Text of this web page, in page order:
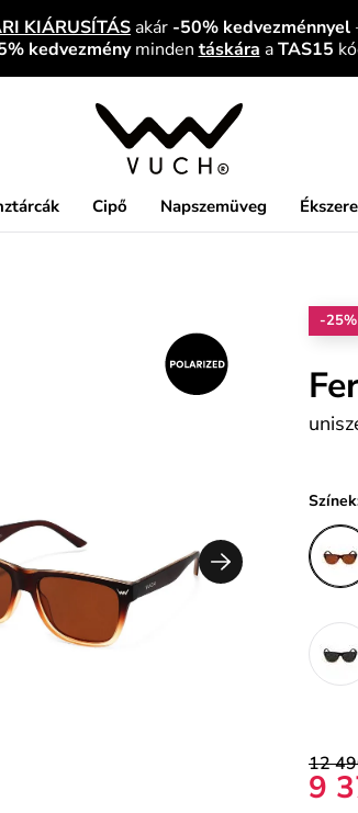
KIÁRUSÍTÁSakár -50% kedvezménnyel
kedvezményminden táskára aTAS15
Cipő Napszemüveg
-25%
12
9